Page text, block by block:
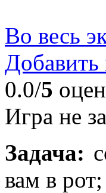
Во весь
Добавить
0.0/5
Игра не
Задача:
вам в рот;